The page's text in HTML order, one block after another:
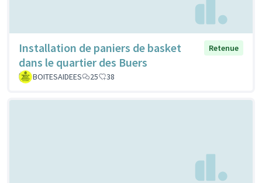
Installation de paniers de basket
dans le quartier des Buers
Retenue
BOITESAIDEES 25 38